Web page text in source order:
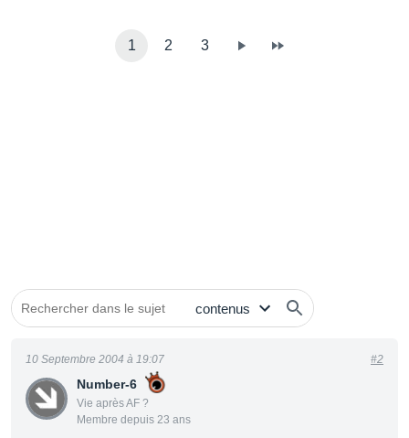
1 2 3
Number-6
Vie après AF ?
Membre depuis 23 ans
10 Septembre 2004 à 19:07 #2